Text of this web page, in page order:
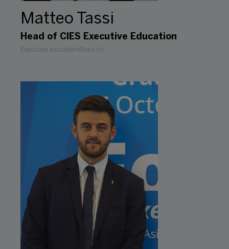
Matteo Tassi
Head of CIES Executive Education
Executive.education@cies.ch